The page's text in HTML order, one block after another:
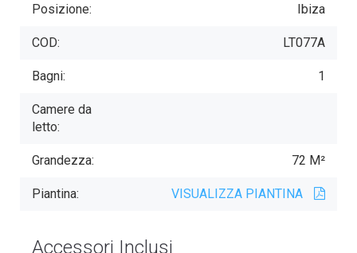
Posizione: Ibiza
COD: LT077A
Bagni: 1
Camere da
letto:
Grandezza: 72 M²
Piantina: VISUALIZZA PIANTINA
Accessori Inclusi